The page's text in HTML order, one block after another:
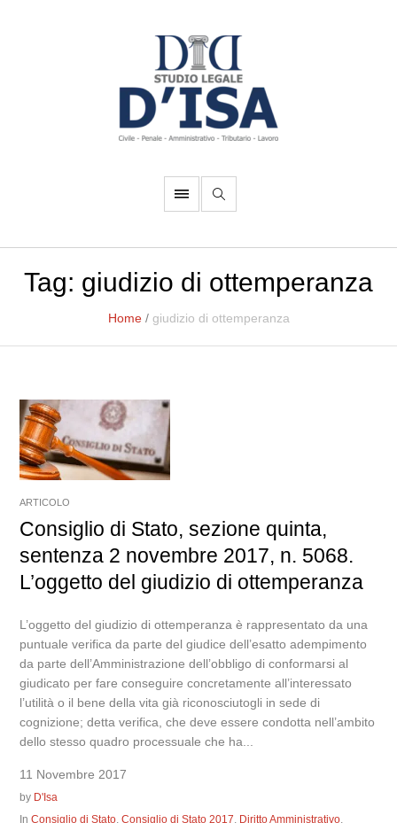
Tag: giudizio di ottemperanza
Home / giudizio di ottemperanza
ARTICOLO
Consiglio di Stato, sezione quinta,
sentenza 2 novembre 2017, n. 5068.
L’oggetto del giudizio di ottemperanza
L’oggetto del giudizio di ottemperanza è rappresentato da una
puntuale verifica da parte del giudice dell’esatto adempimento
da parte dell’Amministrazione dell’obbligo di conformarsi al
giudicato per fare conseguire concretamente all’interessato
l’utilità o il bene della vita già riconosciutogli in sede di
cognizione; detta verifica, che deve essere condotta nell’ambito
dello stesso quadro processuale che ha...
11 Novembre 2017
by D'Isa
InConsiglio di Stato ,Consiglio di Stato 2017 Diritto Amministrativo